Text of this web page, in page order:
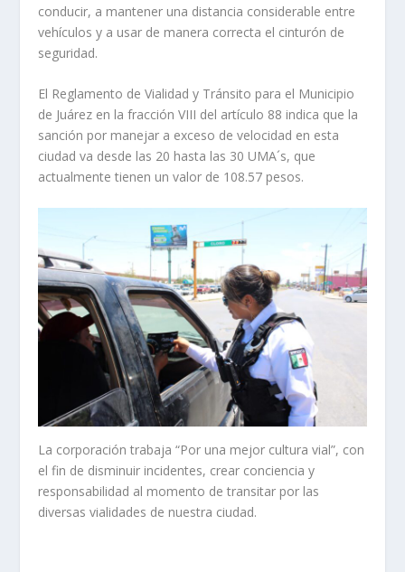
conducir, a mantener una distancia considerable entre
vehículos y a usar de manera correcta el cinturón de
seguridad.
El Reglamento de Vialidad y Tránsito para el Municipio
de Juárez en la fracción VIII del artículo 88 indica que la
sanción por manejar a exceso de velocidad en esta
ciudad va desde las 20 hasta las 30 UMA´s, que
actualmente tienen un valor de 108.57 pesos.
La corporación trabaja “Por una mejor cultura vial”, con
el fin de disminuir incidentes, crear conciencia y
responsabilidad al momento de transitar por las
diversas vialidades de nuestra ciudad.